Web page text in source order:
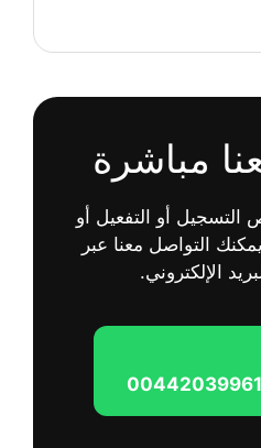
مباشرة
أو التفعيل أو
التواصل معنا عبر
الإلكتروني.